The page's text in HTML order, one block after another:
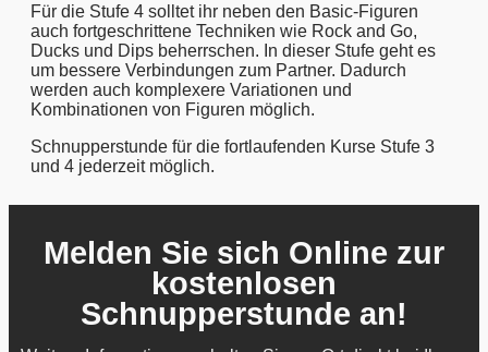
Für die Stufe 4 solltet ihr neben den Basic-Figuren
auch fortgeschrittene Techniken wie Rock and Go,
Ducks und Dips beherrschen. In dieser Stufe geht es
um bessere Verbindungen zum Partner. Dadurch
werden auch komplexere Variationen und
Kombinationen von Figuren möglich.
Schnupperstunde für die fortlaufenden Kurse Stufe 3
und 4 jederzeit möglich.
Melden Sie sich Online zur
kostenlosen
Schnupperstunde an!